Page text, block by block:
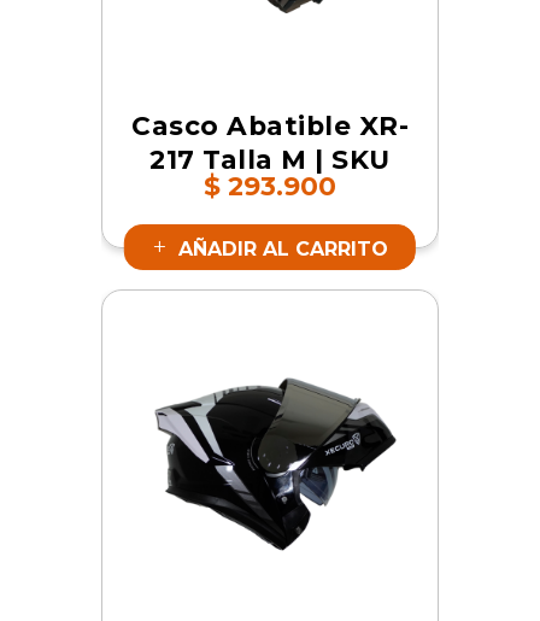
Casco Abatible XR-
217 Talla M | SKU
19134
$ 293.900
AÑADIR AL CARRITO